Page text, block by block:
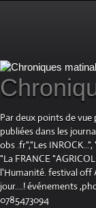
Par deux points de
publiées dans les
obs .fr","Les
"La FRANCE
l'Humanité. festival off
jour....! événements
0785473094